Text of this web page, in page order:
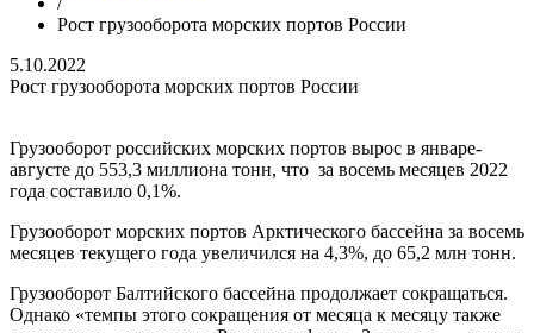
Рост грузооборота морских портов России
5.10.2022
Рост грузооборота морских портов России
Грузооборот российских морских портов вырос в январе-
августе до 553,3 миллиона тонн, что за восемь месяцев 2022
года составило 0,1%.
Грузооборот морских портов Арктического бассейна за восемь
месяцев текущего года увеличился на 4,3%, до 65,2 млн тонн.
Грузооборот Балтийского бассейна продолжает сокращаться.
Однако «темпы этого сокращения от месяца к месяцу также